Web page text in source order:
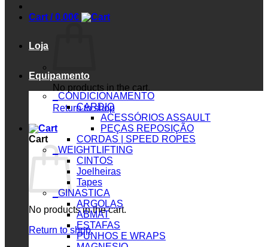
Cart /0.00€
No products in the cart.
Return to shop
Cart
No products in the cart.
Return to shop
Loja
Equipamento
_CONDICIONAMENTO
CARDIO
ACESSÓRIOS ASSAULT
PEÇAS REPOSIÇÃO
CORDAS | SPEED ROPES
_WEIGHTLIFTING
CINTOS
Joelheiras
Tapes
_GINASTICA
ARGOLAS
ABMAT
ESTAFAS
PUNHOS E WRAPS